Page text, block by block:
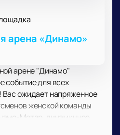
арена «Динамо»
арене "Динамо"
событие для всех
ожидает напряженное
женской команды
Метар, динамичное,